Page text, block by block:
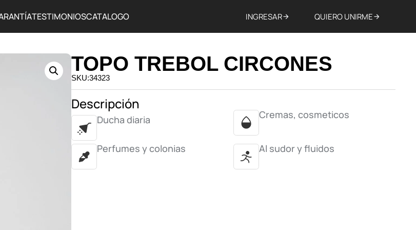
TESTIMONIOSCATALOGO INGRESAR QUIERO UNIRME
TOPO TREBOL CIRCONES
SKU:34323
Descripción
Ducha diaria Cremas, cosmeticos
Perfumes y colonias Al sudor y fluidos